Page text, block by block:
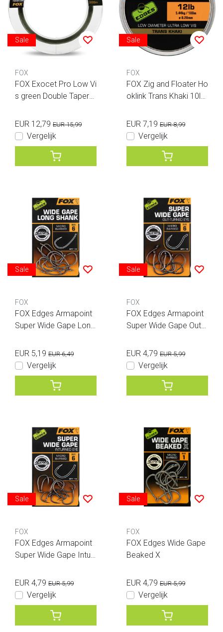
Sale
FOX
FOX Exocet Pro Low Vi
s green Double Tapere
m 300m
EUR 12,79 EUR 15,99
Vergelijk
Sale
FOX
FOX Zig and Floater Ho
oklink Trans Khaki 10lb
EUR 7,19 EUR 8,99
Vergelijk
Sale
FOX
FOX Edges Armapoint
Super Wide Gape Long
EUR 5,19 EUR 6,49
Vergelijk
Sale
FOX
FOX Edges Armapoint
Super Wide Gape Outtu
EUR 4,79 EUR 5,99
Vergelijk
Sale
FOX
FOX Edges Armapoint
Super Wide Gape Intur
EUR 4,79 EUR 5,99
Vergelijk
Sale
FOX
FOX Edges Wide Gape
Beaked X
EUR 4,79 EUR 5,99
Vergelijk